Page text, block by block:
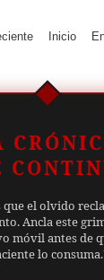
Inicio
que el olvido
Ancla este
móvil antes de
lo